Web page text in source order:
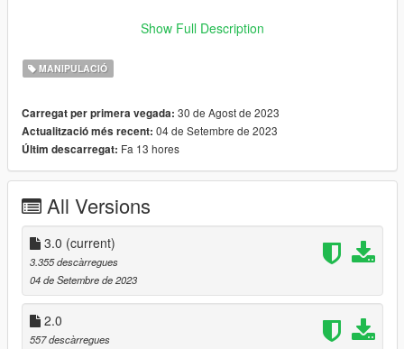
-------- -------- -------- --------Show Full Description
MANIPULACIÓ
Carregat per primera vegada: 30 de Agost de 2023
Actualització més recent: 04 de Setembre de 2023
Últim descarregat: Fa 13 hores
All Versions
3.0 (current)
3.355 descàrregues
04 de Setembre de 2023
2.0
557 descàrregues